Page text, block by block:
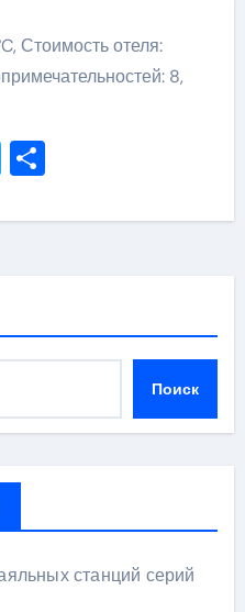
Стоимость отеля:
8,
Telegram
Отправить
Поиск
станций серий